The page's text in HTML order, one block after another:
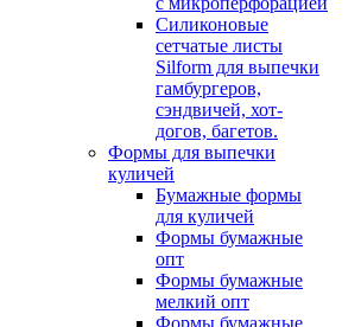
Силиконовые
сетчатые листы
Silform для выпечки
гамбургеров,
сэндвичей, хот-
догов, багетов.
Формы для выпечки
куличей
Бумажные формы
для куличей
Формы бумажные
опт
Формы бумажные
мелкий опт
Формы бумажные